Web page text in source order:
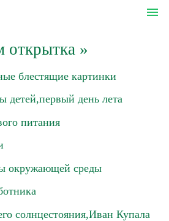
menu
открытка»
блестящие картинки
детей,первый день лета
питания
окружающей среды
солнцестояния,Иван Купала